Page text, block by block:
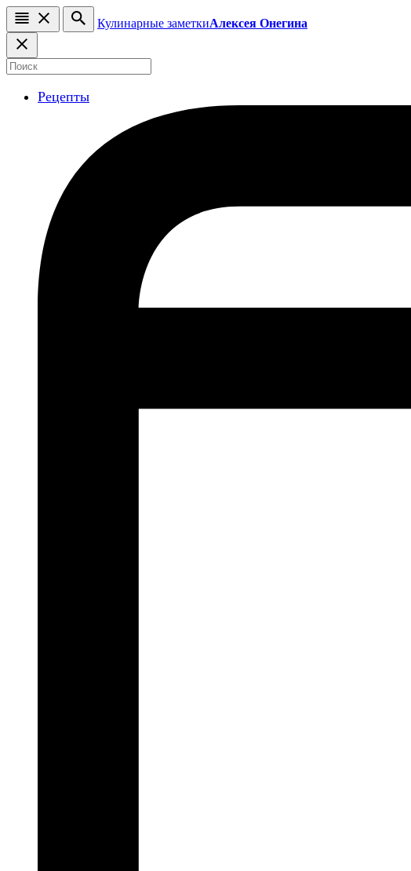
Кулинарные заметкиАлексея Онегина
Рецепты